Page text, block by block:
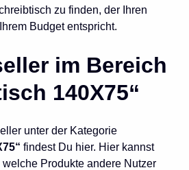
zu finden, der Ihren
Budget entspricht.
im Bereich
140X75“
unter der Kategorie
findest Du hier. Hier kannst
Produkte andere Nutzer